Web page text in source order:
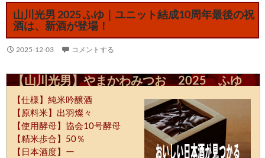
山川光男 2025 ふゆ｜ユニット結成10周年最後の祝
酒は、新酒が登場！
2025-12-03 コメントする
【山川光男】やまかわみつお 2025 ふゆ
【仕様】純米吟醸酒
【原料米】出羽燦々
【使用酵母】協会10号酵母
【精米歩合】50％
【日本酒度】ー